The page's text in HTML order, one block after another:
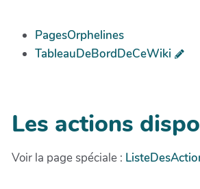
PagesOrphelines
TableauDeBordDeCeWiki
Les actions
Voir la page spéciale :